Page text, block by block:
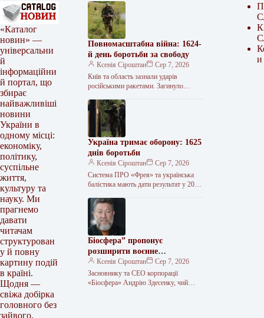
«Каталог
новин» —
універсальни
й
інформаційни
й портал, що
збирає
найважливіші
новини
України в
одному місці:
економіку,
політику,
суспільне
життя,
культуру та
науку. Ми
прагнемо
давати
читачам
структурован
у й повну
картину подій
в країні.
Щодня —
свіжа добірка
головного без
зайвого.
Повномасштабна війна: 1624-
й день боротьби за свободу
Ксенія Сіроштан
Сер 7, 2026
Київ та область зазнали ударів
російськими ракетами. Загинуло
отримали поранення. Атаковано
цивільну інфраструктуру, зокрема
логістичні центри…
Україна тримає оборону: 1625
днів боротьби
Ксенія Сіроштан
Сер 7, 2026
Система ПРО «Фрея» та українська
балістика мають дати результат у 2026-
Володимир Зеленський. СБУ уразили
два патрульні…
Біосфера” пропонує
розширити воєнне
страхування та запровадити
мораторій на перевірки
Ксенія Сіроштан
Сер 7, 2026
Засновнику та СЕО корпорації
«Біосфера» Андрію Здесенку, чий
и